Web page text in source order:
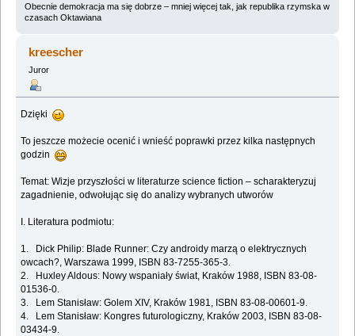
Obecnie demokracja ma się dobrze – mniej więcej tak, jak republika rzymska w
czasach Oktawiana
kreescher
Juror
Dzięki
To jeszcze możecie ocenić i wnieść poprawki przez kilka następnych
godzin
Temat: Wizje przyszłości w literaturze science fiction – scharakteryzuj
zagadnienie, odwołując się do analizy wybranych utworów
I. Literatura podmiotu:
1. Dick Philip: Blade Runner: Czy androidy marzą o elektrycznych
owcach?, Warszawa 1999, ISBN 83-7255-365-3.
2. Huxley Aldous: Nowy wspaniały świat, Kraków 1988, ISBN 83-08-
01536-0.
3. Lem Stanisław: Golem XIV, Kraków 1981, ISBN 83-08-00601-9.
4. Lem Stanisław: Kongres futurologiczny, Kraków 2003, ISBN 83-08-
03434-9.